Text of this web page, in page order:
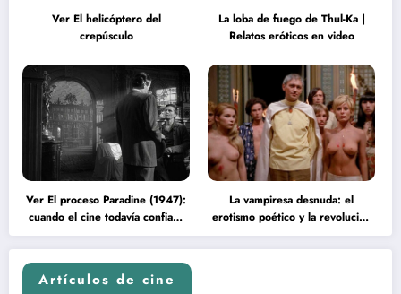
Ver El helicóptero del
crepúsculo
La loba de fuego de Thul-Ka |
Relatos eróticos en video
Ver El proceso Paradine (1947):
cuando el cine todavía confiaba
en la inteligencia del espectador
La vampiresa desnuda: el
erotismo poético y la revolución
psicodélica de Jean Rollin
Artículos de cine